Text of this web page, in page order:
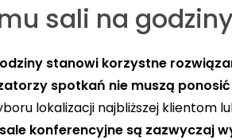
sali na godziny
stanowi korzystne
spotkań nie muszą
lokalizacji najbliższej klientom
sale konferencyjne są zazwyczaj